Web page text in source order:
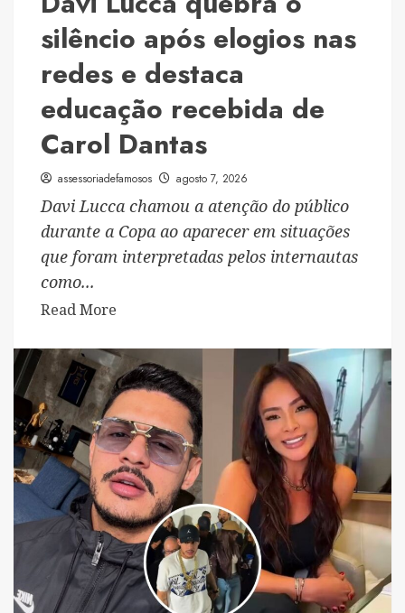
silêncio após elogios nas
redes e destaca
educação recebida de
Carol Dantas
assessoriadefamosos agosto 7, 2026
Davi Lucca chamou a atenção do público
durante a Copa ao aparecer em situações
que foram interpretadas pelos internautas
como...
Read More
about
Davi
Lucca
quebra
o
silêncio
após
elogios
nas
redes
e
destaca